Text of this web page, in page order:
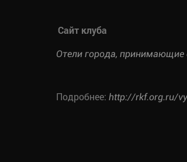
Сайт клуба
Отели города,
Подробнее: http://rkf.org.ru/